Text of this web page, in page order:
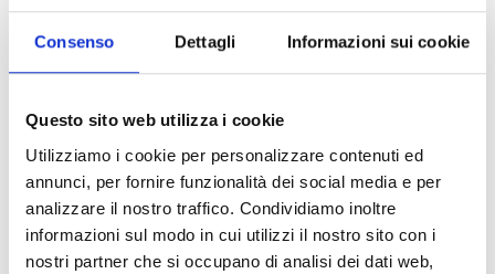
Consenso Dettagli Informazioni sui cookie
Questo sito web utilizza i cookie
Utilizziamo i cookie per personalizzare contenuti ed
annunci, per fornire funzionalità dei social media e per
analizzare il nostro traffico. Condividiamo inoltre
informazioni sul modo in cui utilizzi il nostro sito con i
nostri partner che si occupano di analisi dei dati web,
Description